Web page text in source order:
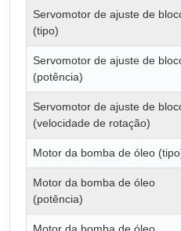
Servomotor de ajuste de
(tipo)
Servomotor de ajuste de
(potência)
Servomotor de ajuste de
(velocidade de rotação)
Motor da bomba de óleo
Motor da bomba de óleo
(potência)